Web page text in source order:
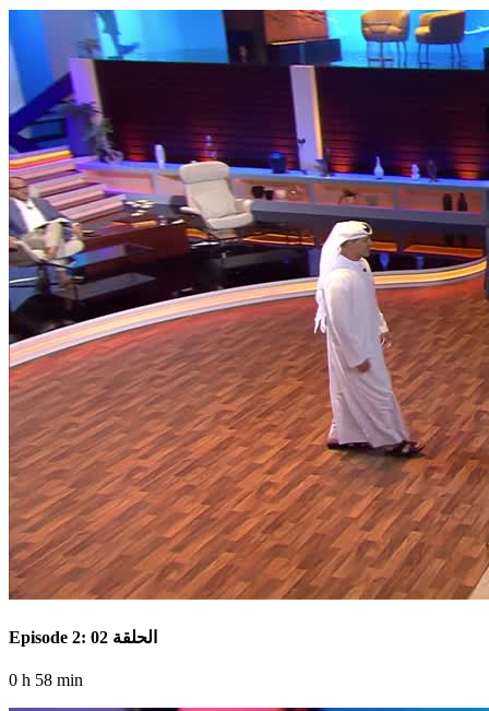
Episode 2: الحلقة 02
0 h 58 min